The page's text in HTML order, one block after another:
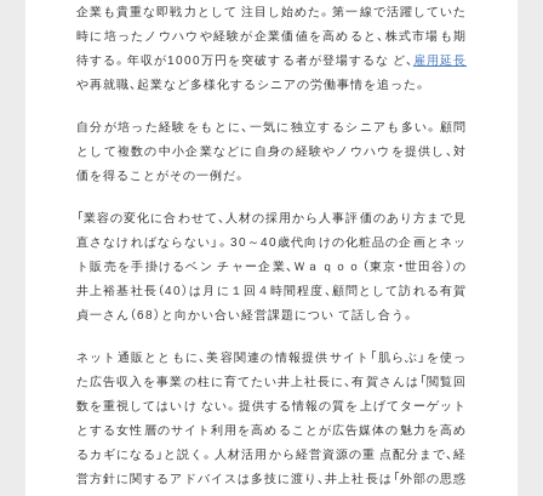
企業も貴重な即戦力として 注目し始めた。第一線で活躍していた
時に培ったノウハウや経験が企業価値を高めると、株式市場も期
待する。年収が1000万円を突破する者が登場するな ど、 雇用延長
や再就職、起業など多様化するシニアの労働事情を追った。
自分が培った経験をもとに、一気に独立するシニアも多い。顧問
として複数の中小企業などに自身の経験やノウハウを提供し、対
価を得ることがその一例だ。
「業容の変化に合わせて、人材の採用から人事評価のあり方まで見
直さなければならない」。30～40歳代向けの化粧品の企画とネッ
ト販売を手掛けるベン チャー企業、Ｗａｑｏｏ（東京・世田谷）の
井上裕基社長（40）は月に１回４時間程度、顧問として訪れる有賀
貞一さん（68）と向かい合い経営課題につい て話し合う。
ネット通販とともに、美容関連の情報提供サイト「肌らぶ」を使っ
た広告収入を事業の柱に育てたい井上社長に、有賀さんは「閲覧回
数を重視してはいけ ない。提供する情報の質を上げてターゲット
とする女性層のサイト利用を高めることが広告媒体の魅力を高め
るカギになる」と説く。人材活用から経営資源の重 点配分まで、経
営方針に関するアドバイスは多技に渡り、井上社長は「外部の思惑